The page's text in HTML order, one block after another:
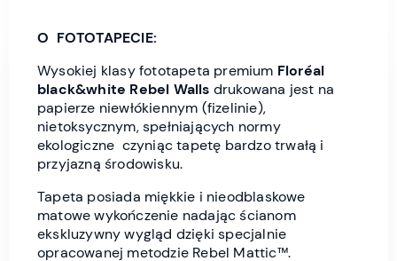
O FOTOTAPECIE:
Wysokiej klasy fototapeta premium Floréal
black&white Rebel Walls drukowana jest na
papierze niewłókiennym (fizelinie),
nietoksycznym, spełniających normy
ekologiczne czyniąc tapetę bardzo trwałą i
przyjazną środowisku.
Tapeta posiada miękkie i nieodblaskowe
matowe wykończenie nadając ścianom
ekskluzywny wygląd dzięki specjalnie
opracowanej metodzie Rebel Mattic™.